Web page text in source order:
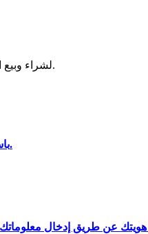
لشراء وبيع العملات المشفرة في أكثر بورصة آمنة.
قم بالتسجيل في Bitrue باستخدام عنوان بريدك الإلكتروني.